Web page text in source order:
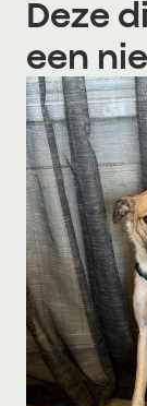
Deze
een